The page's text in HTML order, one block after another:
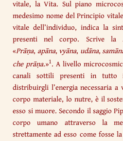
vitale, la Vita. Sul piano
medesimo nome del Principio
vitale dell’individuo, indica la
presenti nel corpo. Scrive la
«Prāṇa, apāna, vyāna, udāna,
che prāṇa.»1. A livello
canali sottili presenti in tutto
distribuirgli l’energia necessaria a
corpo materiale, lo nutre, è il
esso si muore. Secondo il saggio
corpo umano attraverso la
strettamente ad esso come fosse